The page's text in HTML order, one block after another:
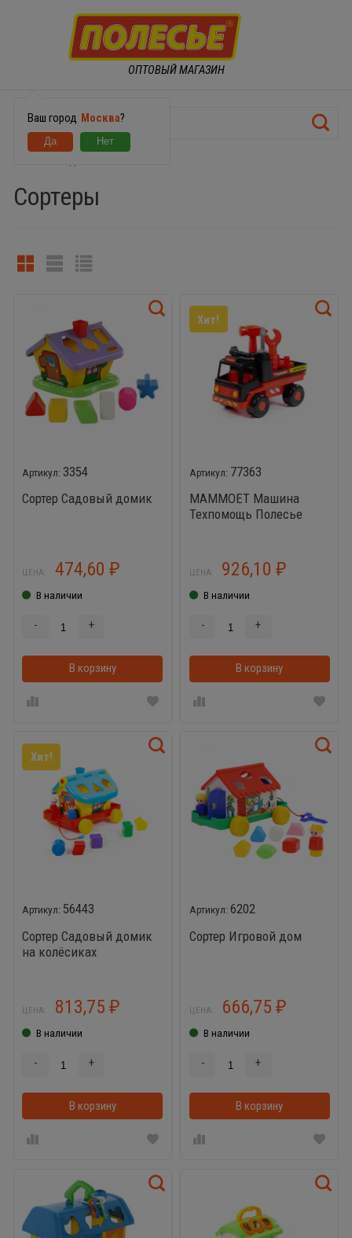
ОПТОВЫЙ МАГАЗИН
Ваш город Москва?
Сортеры
3354
Сортер Садовый домик
ЦЕНА: 474,60 ₽
В наличии
- +
В корзину В корзинке
Хит!
77363
MAMMOET Машина
Техпомощь Полесье
ЦЕНА: 926,10₽
В наличии
- +
В корзину
Хит!
56443
Сортер Садовый домик
на колёсиках
ЦЕНА: 813,75 ₽
В наличии
- +
В корзину В корзинке
6202
Сортер Игровой дом
ЦЕНА: 666,75₽
В наличии
- +
В корзину